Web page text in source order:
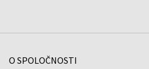
O SPOLOČNOSTI